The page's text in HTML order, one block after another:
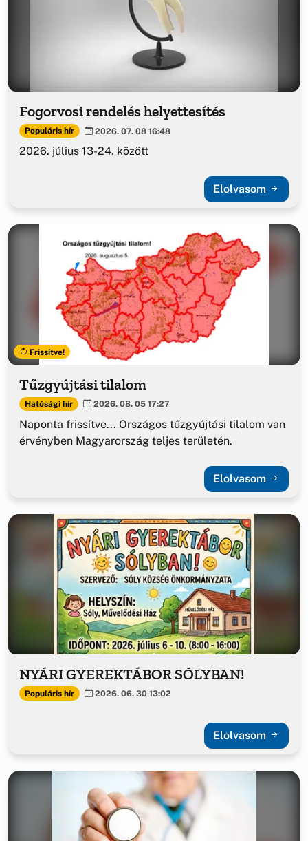
Fogorvosi rendelés helyettesítés
Populáris hír 2026. 07. 08 16:48
2026. július 13-24. között
Elolvasom
Frissítve!
Tűzgyújtási tilalom
Hatósági hír 2026. 08. 05 17:27
Naponta frissítve... Országos tűzgyújtási tilalom van
érvényben Magyarország teljes területén.
Elolvasom
NYÁRI GYEREKTÁBOR SÓLYBAN!
Populáris hír 2026. 06. 30 13:02
Elolvasom